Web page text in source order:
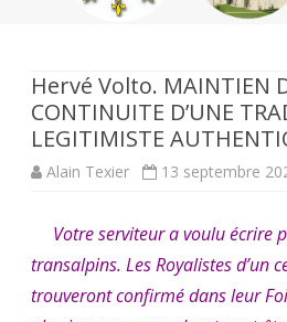
Hervé Volto. MAINTIEN
CONTINUITE D’UNE
LEGITIMISTE
Alain Texier 13 septembre
Votre serviteur a voulu écrire
transalpins. Les Royalistes d’un
trouveront confirmé dans leur